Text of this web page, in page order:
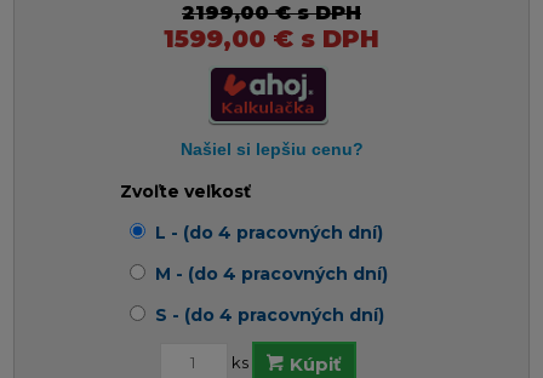
2199,00 €s DPH
1599,00 € s DPH
Zvoľte veľkosť
L - (do 4 pracovných dní)
M - (do 4 pracovných dní)
S - (do 4 pracovných dní)
ks Kúpiť